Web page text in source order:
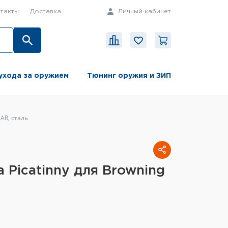
Доставка Личный кабинет
за оружием Тюнинг оружия и ЗИП
сталь
Picatinny для Browning